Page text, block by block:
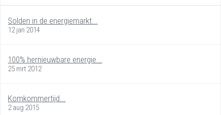
Solden in de energiemarkt...
12 jan 2014
100% hernieuwbare energie...
25 mrt 2012
Komkommertijd...
2 aug 2015